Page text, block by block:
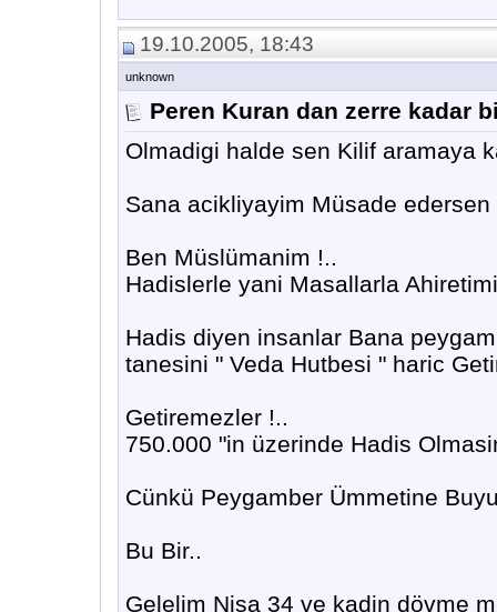
19.10.2005, 18:43
unknown
Peren Kuran dan zerre kadar
Olmadigi halde sen Kilif aramaya
Sana acikliyayim Müsade edersen
Ben Müslümanim !..
Hadislerle yani Masallarla
Hadis diyen insanlar Bana
tanesini " Veda Hutbesi " haric
Getiremezler !..
750.000 "in üzerinde Hadis
Cünkü Peygamber Ümmetine
Bu Bir..
Gelelim Nisa 34 ve kadin dövme